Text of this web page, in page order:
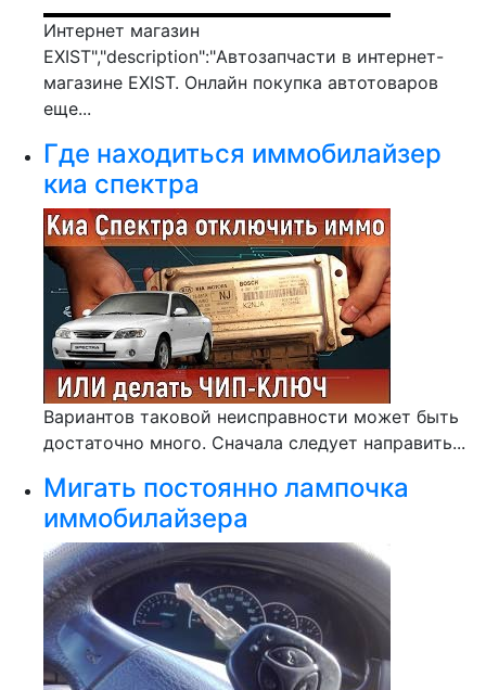
Интернет магазин
EXIST","description":"Автозапчасти в интернет-
магазине EXIST. Онлайн покупка автотоваров
еще...
Где находиться иммобилайзер
киа спектра
Вариантов таковой неисправности может быть
достаточно много. Сначала следует направить...
Мигать постоянно лампочка
иммобилайзера